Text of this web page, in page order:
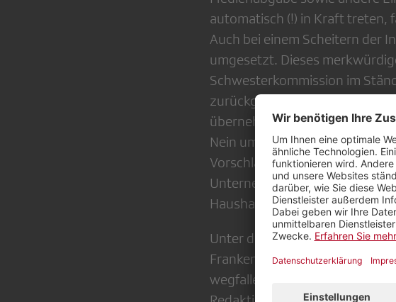
automatisch (!) in Kraft treten,
Auch bei einem Scheitern der
umgesetzt. Dieses
Schwesterkommission im
zurückgewiesen: Er würde ja
übernehmen, sagen die
Nein umsetzen. Darauf hat
Vorschlag eingebracht: Falls
Unternehmensabgabe völlig
Haushaltsabgabe wieder
Unter dem Strich würde der
Franken verordnet, bei einem
wegfallen. Jetzt ist wieder die